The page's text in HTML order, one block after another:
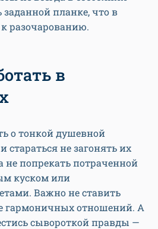
заданной планке, что в
разочарованию.
в
о тонкой душевной
стараться не загонять их
не попрекать потраченной
куском или
Важно не ставить
гармоничных отношений. А
сывороткой правды —